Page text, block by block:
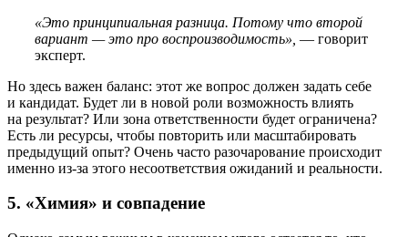
«Это принципиальная разница. Потому что второй
вариант — это про воспроизводимость», — говорит
эксперт.
Но здесь важен баланс: этот же вопрос должен задать себе
и кандидат. Будет ли в новой роли возможность влиять
на результат? Или зона ответственности будет ограничена?
Есть ли ресурсы, чтобы повторить или масштабировать
предыдущий опыт? Очень часто разочарование происходит
именно из-за этого несоответствия ожиданий и реальности.
5. «Химия» и совпадение